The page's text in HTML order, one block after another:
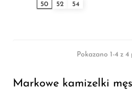
50 52 54
Pokazano 1-4 z 4
Markowe kamizelki